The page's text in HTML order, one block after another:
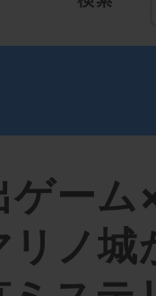
ゲー
リノ城